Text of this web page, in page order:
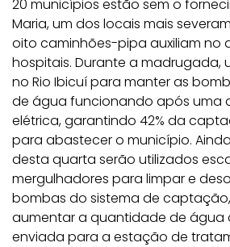
20 municípios estão sem o
Maria, um dos locais mais
oito caminhões-pipa auxiliam no
hospitais. Durante a madrugada,
no Rio Ibicuí para manter as
de água funcionando após uma
elétrica, garantindo 42% da
para abastecer o município.
desta quarta serão utilizados
mergulhadores para limpar e
bombas do sistema de
aumentar a quantidade de água
enviada para a estação de